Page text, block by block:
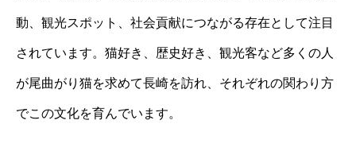
動、観光スポット、社会貢献につながる存在として注目
されています。猫好き、歴史好き、観光客など多くの人
が尾曲がり猫を求めて長崎を訪れ、それぞれの関わり方
でこの文化を育んでいます。